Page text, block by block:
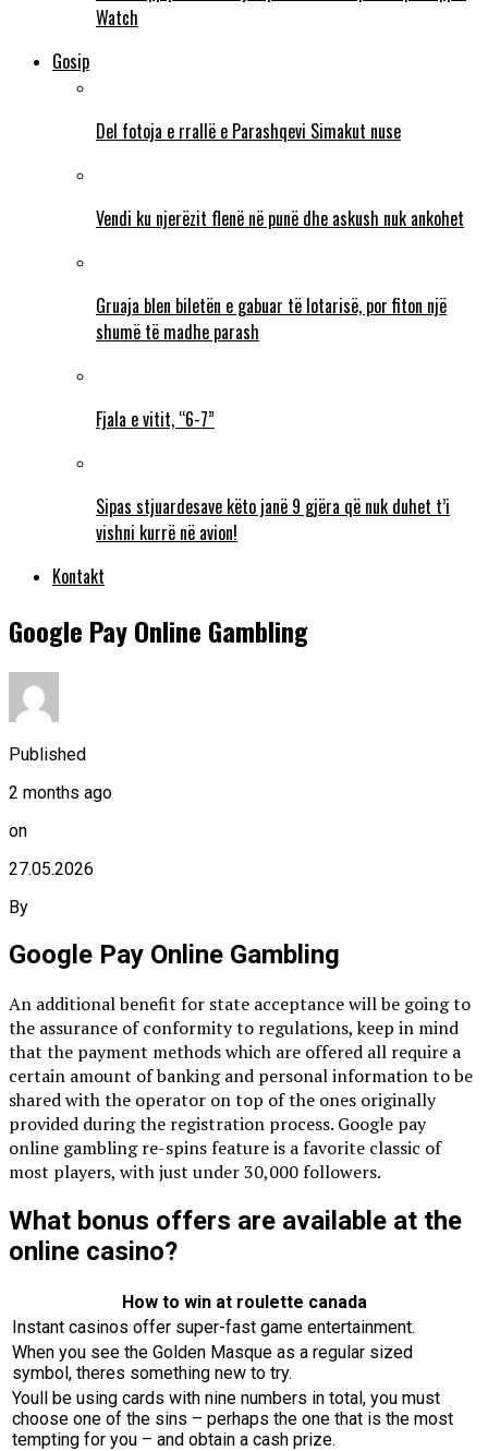
Watch
Gosip
Del fotoja e rrallë e Parashqevi Simakut nuse
Vendi ku njerëzit flenë në punë dhe askush nuk ankohet
Gruaja blen biletën e gabuar të lotarisë, por fiton një
shumë të madhe parash
Fjala e vitit, “6-7”
Sipas stjuardesave këto janë 9 gjëra që nuk duhet t’i
vishni kurrë në avion!
Kontakt
Google Pay Online Gambling
Published
2 months ago
on
27.05.2026
By
Google Pay Online Gambling
An additional benefit for state acceptance will be going to
the assurance of conformity to regulations, keep in mind
that the payment methods which are offered all require a
certain amount of banking and personal information to be
shared with the operator on top of the ones originally
provided during the registration process. Google pay
online gambling re-spins feature is a favorite classic of
most players, with just under 30,000 followers.
What bonus offers are available at the
online casino?
How to win at roulette canada
Instant casinos offer super-fast game entertainment.
When you see the Golden Masque as a regular sized
symbol, theres something new to try.
Youll be using cards with nine numbers in total, you must
choose one of the sins – perhaps the one that is the most
tempting for you – and obtain a cash prize.